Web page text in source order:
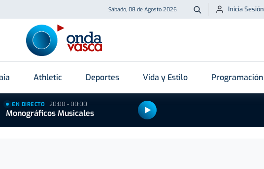
Sábado, 08 de Agosto 2026 Buscar
Inicia Sesión
Athletic Deportes Vida y Estilo Programación
EN DIRECTO 20:00 - 00:00
Monográficos Musicales